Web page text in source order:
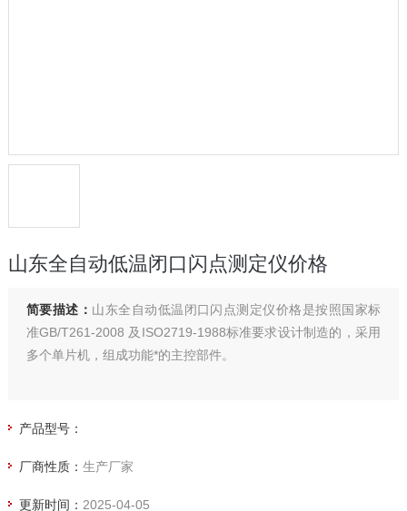
山东全自动低温闭口闪点测定仪价格
简要描述： 山东全自动低温闭口闪点测定仪价格是按照国家标
准GB/T261-2008 及ISO2719-1988标准要求设计制造的，采用
多个单片机，组成功能*的主控部件。
产品型号：
厂商性质： 生产厂家
更新时间： 2025-04-05